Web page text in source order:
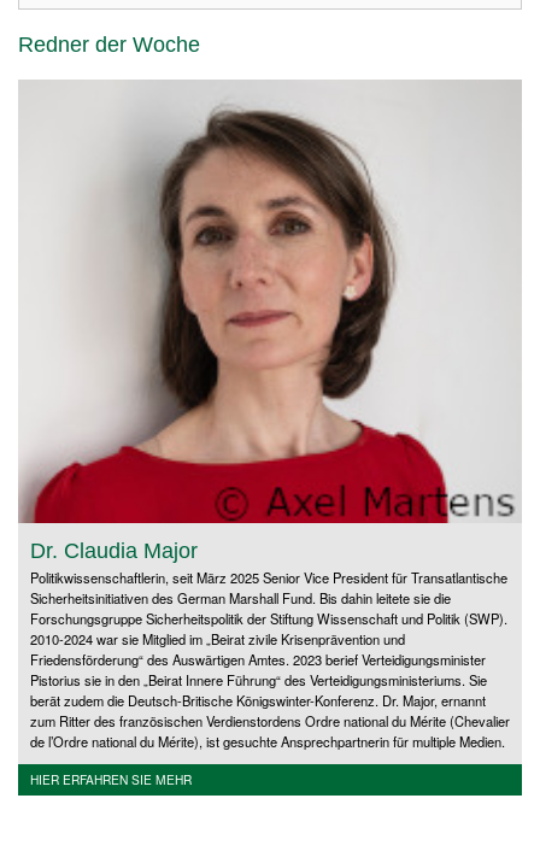
Redner der Woche
Dr. Claudia Major
Politikwissenschaftlerin, seit März 2025 Senior Vice President für Transatlantische
Sicherheitsinitiativen des German Marshall Fund. Bis dahin leitete sie die
Forschungsgruppe Sicherheitspolitik der Stiftung Wissenschaft und Politik (SWP).
2010-2024 war sie Mitglied im „Beirat zivile Krisenprävention und
Friedensförderung“ des Auswärtigen Amtes. 2023 berief Verteidigungsminister
Pistorius sie in den „Beirat Innere Führung“ des Verteidigungsministeriums. Sie
berät zudem die Deutsch-Britische Königswinter-Konferenz. Dr. Major, ernannt
zum Ritter des französischen Verdienstordens Ordre national du Mérite (Chevalier
de l’Ordre national du Mérite), ist gesuchte Ansprechpartnerin für multiple Medien.
HIER ERFAHREN SIE MEHR